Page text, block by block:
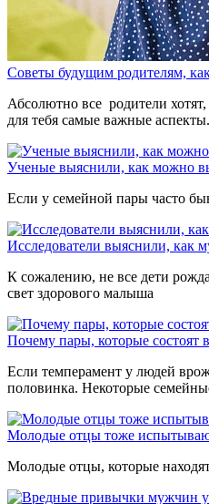
Советы будущим родителям,
Абсолютно все родители
для тебя самые важные аспекты.
Ученые выяснили, как можно
Если у семейной пары часто
Исследователи выяснили, как
К сожалению, не все дети
свет здорового малыша
Почему пары, которые состоят
Если темперамент у людей
половинка. Некоторые
Молодые отцы тоже
Молодые отцы, которые